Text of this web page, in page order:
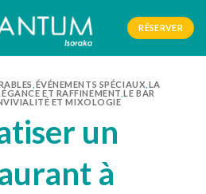
RÉSERVER
ÉVÉNEMENTS SPÉCIAUX LA
ET RAFFINEMENT ,LE BAR
ET MIXOLOGIE
un
à